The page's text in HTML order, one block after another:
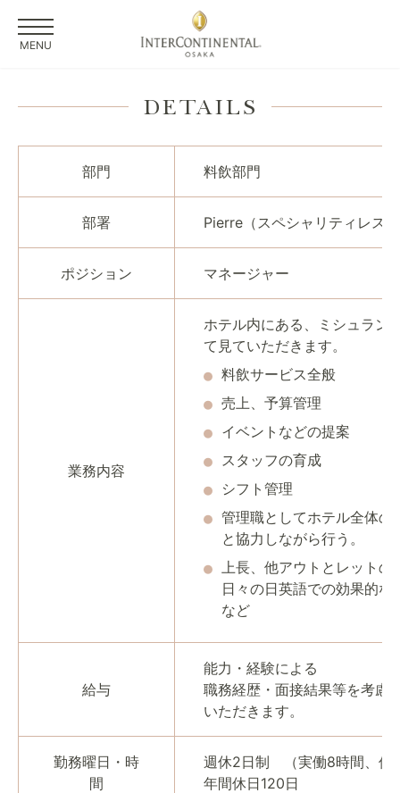
MENU
DETAILS
部門 料飲部門
部署 Pierre（スペシャリティレス
ポジション マネージャー
業務内容
ホテル内にある、ミシュラン
て見ていただきます。
料飲サービス全般
売上、予算管理
イベントなどの提案
スタッフの育成
シフト管理
管理職としてホテル全体の
と協力しながら行う。
上長、他アウトとレットの
日々の日英語での効果的な
など
給与
能力・経験による
職務経歴・面接結果等を考慮
いただきます。
勤務曜日・時
間
週休2日制 （実働8時間、休
年間休日120日